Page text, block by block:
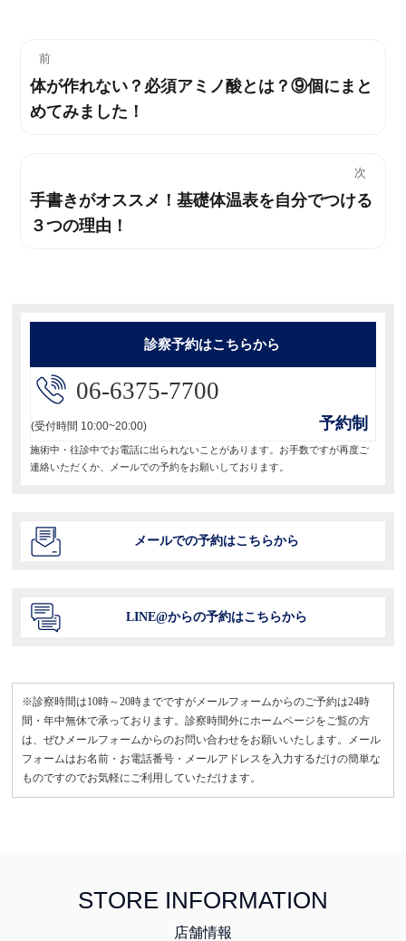
前
過
去
稿:
体が作れない？必須アミノ酸とは？⑨個にまと
めてみました！
次
次
の
手書きがオススメ！基礎体温表を自分でつける
３つの理由！
診察予約はこちらから
06-6375-7700
(受付時間 10:00~20:00) 予約制
施術中・往診中でお電話に出られないことがあります。お手数ですが再度ご
連絡いただくか、メールでの予約をお願いしております。
メールでの予約はこちらから
LINE@からの予約はこちらから
※診察時間は10時～20時までですがメールフォームからのご予約は24時
間・年中無休で承っております。診察時間外にホームページをご覧の方
は、ぜひメールフォームからのお問い合わせをお願いいたします。メール
フォームはお名前・お電話番号・メールアドレスを入力するだけの簡単な
ものですのでお気軽にご利用していただけます。
STORE INFORMATION
店舗情報